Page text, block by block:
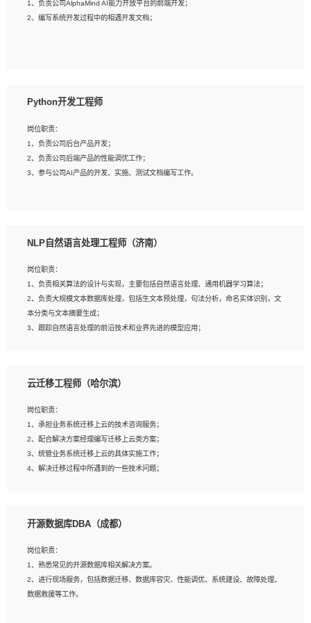
3、具备良好的交流协调能力，有较强的责任感、工作积极主动；
4、有较强的系统需求分析、文档编写能力、沟通能力；
1、负责公司AlphaMind AI能力开放平台的前端开发；
2、编写系统开发过程中的相遇开发文档；
3、熟悉react/vue/angular任何一种前端框架，熟悉react优先；
5、善于沟通，具有团队意识；
Python开发工程师
岗位职责：
1、负责公司后台产品开发；
2、负责公司后端产品的性能调优工作；
3、参与公司AI产品的开发、实施、测试文档编写工作。
验的更佳；
3、熟悉数据库开发，熟悉Mysql、Oracle、MongoDb数据库应用开发其中一种；
4、熟悉Python Wed框架（Django/Flask...）代码能力优秀，熟悉编码规范和具备
良好的文档编写能力）；
5、沟通表达能力强，具备团队协作能力。
NLP自然语言处理工程师（济南）
岗位职责：
1、负责相关算法的设计与实现，主要包括自然语言处理、通用机器学习算法；
2、负责大规模文本数据库处理，包括生文本预处理，句法分析，命名实体识别，文
本分类与文本摘要生成；
3、跟踪自然语言处理的前沿技术和业界先进的模型应用；
岗位要求：
2、熟悉tensorflow，keras，pytorch等常规深度学习框架，快速根据客户需求实现
有效的模型；
3、熟悉掌握至少一种编程语言，如：Python，Java；
4、 熟悉NLP相关算法与实现；
5、至少有一次及以上问答系统的项目实践，熟悉问答系统全流程开发者优先；
云迁移工程师（哈尔滨）
岗位职责：
1、承担业务系统迁移上云的技术咨询服务；
2、配合解决方案经理编写迁移上云类方案；
3、统管业务系统迁移上云的具体实施工作；
4、解决迁移过程中所遇到的一些技术问题；
1、专科及以上学历，三年以上工作经验，计算机等相关专业；
3、熟悉常见操作系统、存储、网络、 IO 等相关原理；
4、具有迁移工具实操经验，具备P2V、V2V迁移能力；
5、熟练华为、VMware虚拟化、云计算及云存储技术；
6、熟悉主流数据库、应用服务器、中间件部署架构和运维方法；
开源数据库DBA（成都）
岗位职责：
1、熟悉常见的开源数据库相关解决方案。
2、进行现场服务，包括数据迁移、数据库容灾、性能调优、系统建设、故障处理、
数据救援等工作。